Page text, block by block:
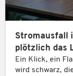
Stromausfall
plötzlich das
Ein Klick, ein
wird schwarz,